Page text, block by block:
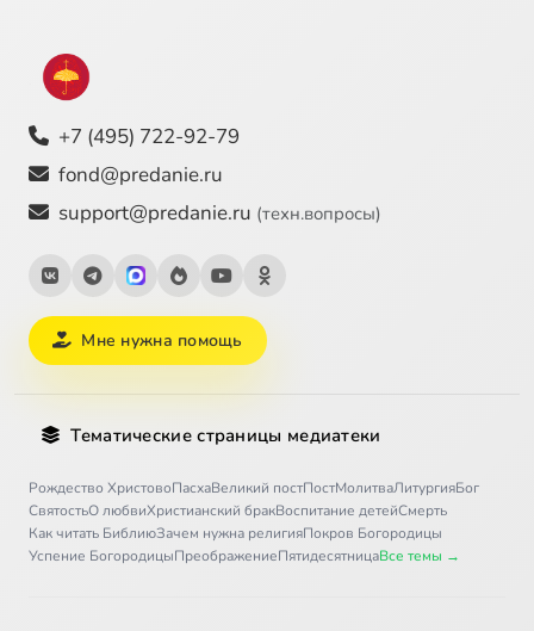
+7 (495) 722-92-79
fond@predanie.ru
support@predanie.ru (техн.вопросы)
Мне нужна помощь
Тематические страницы медиатеки
Рождество ХристовоПасхаВеликий постПостМолитваЛитургияБог
СвятостьО любвиХристианский бракВоспитание детейСмерть
Как читать БиблиюЗачем нужна религияПокров Богородицы
Успение БогородицыПреображениеПятидесятницаВсе темы →